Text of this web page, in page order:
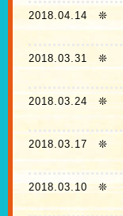
2018.04.14 ❊
2018.03.31 ❊
2018.03.24 ❊
2018.03.17 ❊
2018.03.10 ❊